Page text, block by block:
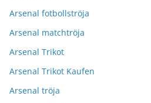
Arsenal fotbollströja
Arsenal matchtröja
Arsenal Trikot
Arsenal Trikot Kaufen
Arsenal tröja